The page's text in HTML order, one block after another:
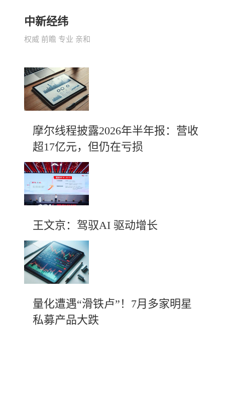
中新经纬
权威 前瞻 专业 亲和
摩尔线程披露2026年半年报：营收
超17亿元，但仍在亏损
王文京：驾驭AI 驱动增长
量化遭遇“滑铁卢”！7月多家明星
私募产品大跌